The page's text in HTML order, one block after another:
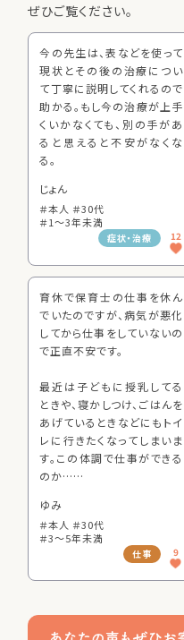
ぜひご覧ください。
今の先生は、表などを使って
現状とその後の治療につい
て丁寧に説明してくれるので
助かる。もし今の治療が上手
くいかなくても、別の手があ
ると思えると不安がなくな
る。
じょん
＃本人 ＃30代
＃1～3年未満
症状・治療 12
育休で保育士の仕事を休ん
でいたのですが、病気が悪化
してから仕事をしていないの
で正直不安です。
最近は子どもに授乳してる
ときや、寝かしつけ、ごはんを
あげているときなどにもトイ
レに行きたくなってしまいま
す。この体調で仕事ができる
のか……
ゆみ
＃本人 ＃30代
＃3～5年未満
仕事 9